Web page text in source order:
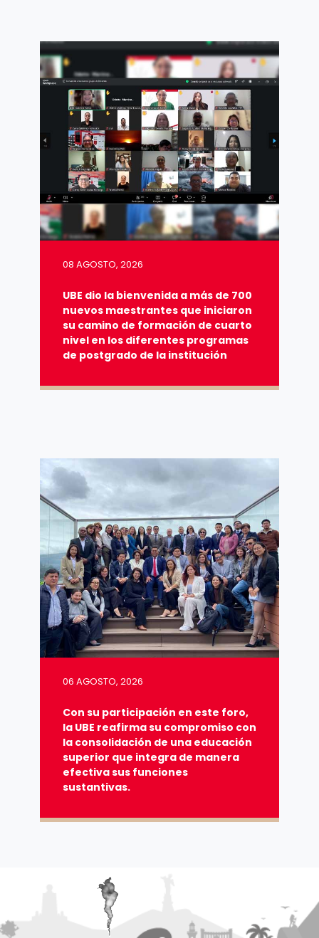
08 AGOSTO, 2026
UBE dio la bienvenida a más de 700
nuevos maestrantes que iniciaron
su camino de formación de cuarto
nivel en los diferentes programas
de postgrado de la institución
06 AGOSTO, 2026
Con su participación en este foro,
la UBE reafirma su compromiso con
la consolidación de una educación
superior que integra de manera
efectiva sus funciones
sustantivas.